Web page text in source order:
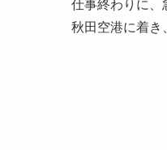
仕事終わりに、
秋田空港に着き